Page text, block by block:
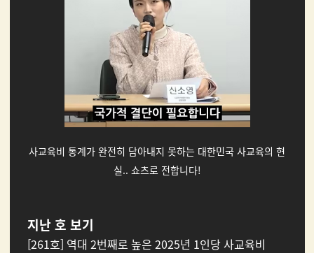
사교육비 통계가 완전히 담아내지 못하는 대한민국 사교육의 현
실.. 쇼츠로 전합니다!
지난 호 보기
[261호] 역대 2번째로 높은 2025년 1인당 사교육비